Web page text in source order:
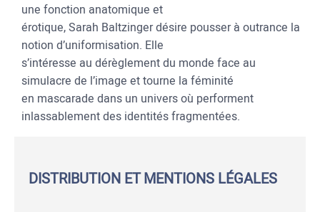
une fonction anatomique et
érotique, Sarah Baltzinger désire pousser à outrance la
notion d’uniformisation. Elle
s’intéresse au dérèglement du monde face au
simulacre de l’image et tourne la féminité
en mascarade dans un univers où performent
inlassablement des identités fragmentées.
DISTRIBUTION ET MENTIONS LÉGALES